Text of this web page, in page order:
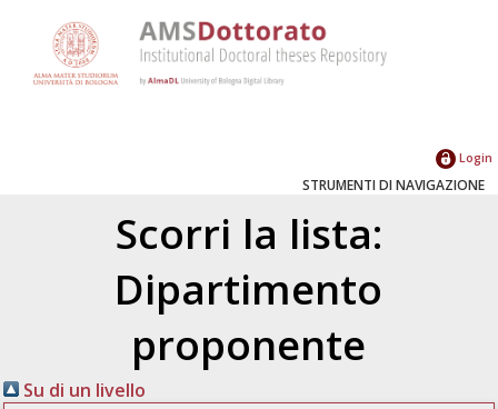
Login
STRUMENTI DI NAVIGAZIONE
Scorri la lista:
Dipartimento
proponente
Su di un livello